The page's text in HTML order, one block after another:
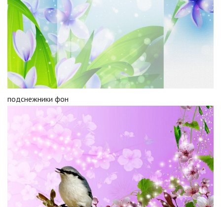
подснежники фон